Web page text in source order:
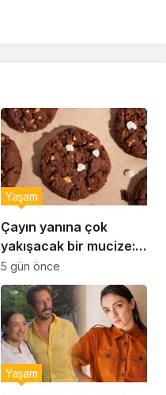
Çayın yanına çok
yakışacak bir mucize:
Brownie tadında ıslak
kurabiye tarifi…
Yaşam
5 gün önce
Yaşam